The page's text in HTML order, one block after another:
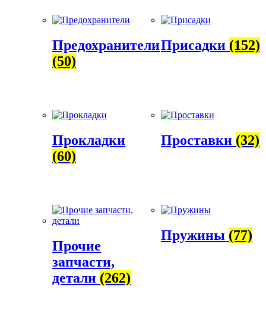
Предохранители
(50)
Присадки (152)
Прокладки
(60)
Проставки (32)
Прочие
запчасти,
детали (262)
Пружины (77)